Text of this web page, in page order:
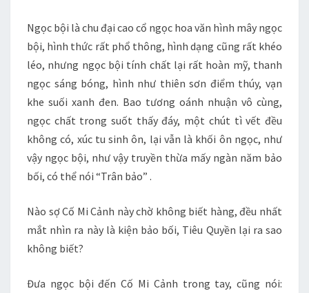
Ngọc bội là chu đại cao cổ ngọc hoa văn hình mây ngọc
bội, hình thức rất phổ thông, hình dạng cũng rất khéo
léo, nhưng ngọc bội tính chất lại rất hoàn mỹ, thanh
ngọc sáng bóng, hình như thiên sơn điểm thúy, vạn
khe suối xanh đen. Bao tương oánh nhuận vô cùng,
ngọc chất trong suốt thấy đáy, một chút tì vết đều
không có, xúc tu sinh ôn, lại vẫn là khối ôn ngọc, như
vậy ngọc bội, như vậy truyền thừa mấy ngàn năm bảo
bối, có thể nói “Trân bảo” .
Nào sợ Cố Mi Cảnh này chờ không biết hàng, đều nhất
mắt nhìn ra này là kiện bảo bối, Tiêu Quyền lại ra sao
không biết?
Đưa ngọc bội đến Cố Mi Cảnh trong tay, cũng nói: